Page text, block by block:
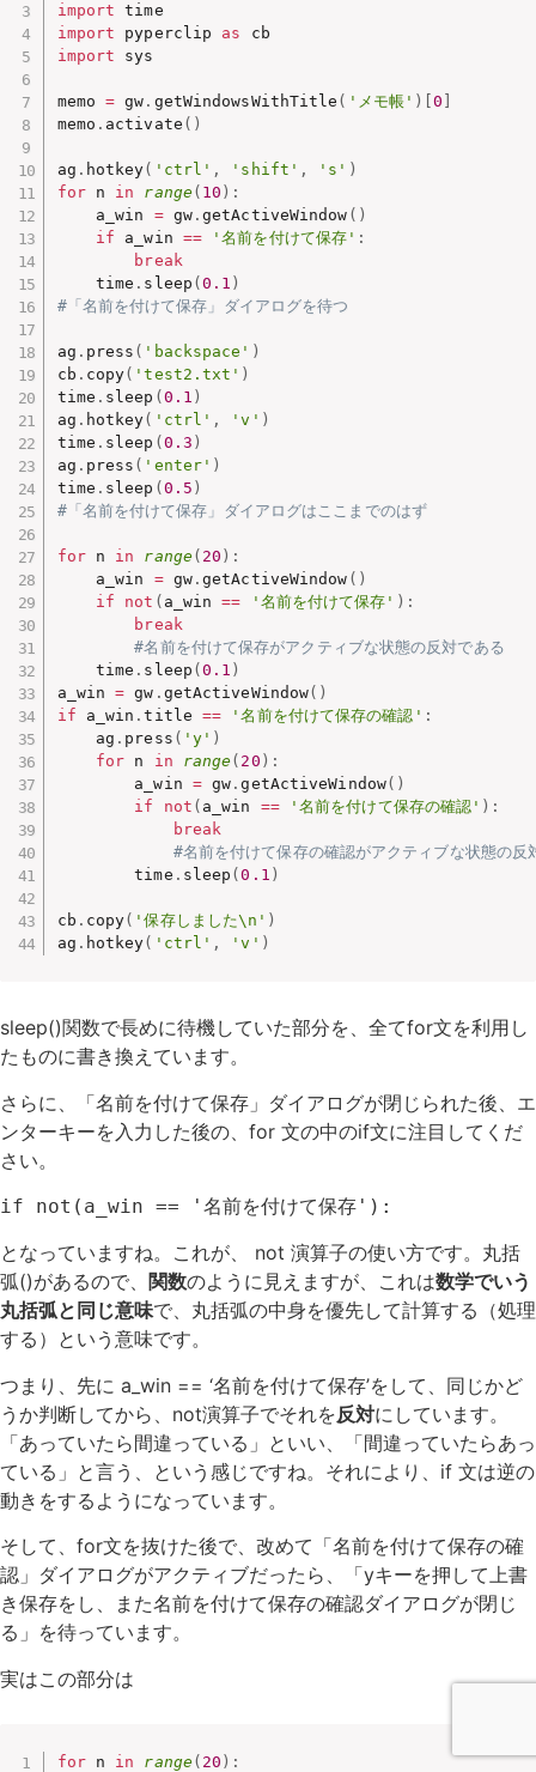
import
import pyperclip as
import sys
memo = gw . getWindowsWithTitle ( 'メモ帳' ) [0
memo . activate ( )
ag . hotkey( 'ctrl' , 'shift' , 's' )
for n in range( 10 ) :
    a_win
= gw.getActiveWindow ( )
if a_win == '名前を付けて保存' :
break
    time
. sleep (0.1 )
#「名前を付けて保存」ダイアログを待つ
ag . press ( 'backspace' )
cb . copy( 'test2.txt' )
time . sleep ( 0.1 )
ag . hotkey( 'ctrl' , 'v' )
time . sleep ( 0.3 )
ag . press ( 'enter' )
time . sleep ( 0.5 )
#「名前を付けて保存」ダイアログはここまでのはず
for n in range( 20 ) :
    a_win
= gw.getActiveWindow ( )
if
not ( a_win == '名前を付けて保存' ) :
break
#名前を付けて保存がアクティブな状態の反対である
    time
. sleep (0.1 )
a_win = gw . getActiveWindow( )
if a_win .title == '名前を付けて保存の確認' :
    ag
. press ( 'y' )
for n in range( 20 ) :
        a_win
= gw .getActiveWindow( )
if
not ( a_win == '名前を付けて保存の確認' ) :
break
#名前を付けて保存の確認がアクティブな状態の反
        time
. sleep (0.1 )
cb . copy( '保存しました\n' )
ag . hotkey( 'ctrl' , 'v' )
sleep()関数で長めに待機していた部分を、全てfor文を利用し
たものに書き換えています。
さらに、「名前を付けて保存」ダイアログが閉じられた後、エ
ンターキーを入力した後の、for 文の中のif文に注目してくだ
さい。
if not(a_win == '名前を付けて保存'):
となっていますね。これが、 not 演算子の使い方です。丸括
弧()があるので、 関数のように見えますが、これは数学でいう
丸括弧と同じ意味で、丸括弧の中身を優先して計算する（処理
する）という意味です。
つまり、先に a_win == ‘名前を付けて保存’をして、同じかど
うか判断してから、not演算子でそれを反対にしています。
「あっていたら間違っている」といい、「間違っていたらあっ
ている」と言う、という感じですね。それにより、if 文は逆の
動きをするようになっています。
そして、for文を抜けた後で、改めて「名前を付けて保存の確
認」ダイアログがアクティブだったら、「yキーを押して上書
き保存をし、また名前を付けて保存の確認ダイアログが閉じ
る」を待っています。
実はこの部分は
for n in range( 20 ) :